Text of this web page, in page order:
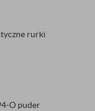
rurki
O puder